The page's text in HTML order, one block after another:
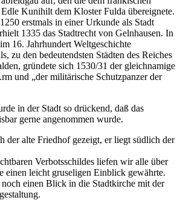
Kunihilt dem Kloster Fulda übereignete.
erstmals in einer Urkunde als Stadt
1335 das Stadtrecht von Gelnhausen. In
16. Jahrhundert Weltgeschichte
zu den bedeutendsten Städten des Reiches
gründete sich 1530/31 der gleichnamige
und „der militärische Schutzpanzer der
in der Stadt so drückend, daß das
gerne angenommen wurde.
der alte Friedhof gezeigt, er liegt südlich der
Verbotsschildes liefen wir alle über
einen leicht gruseligen Einblick gewährte.
einen Blick in die Stadtkirche mit der